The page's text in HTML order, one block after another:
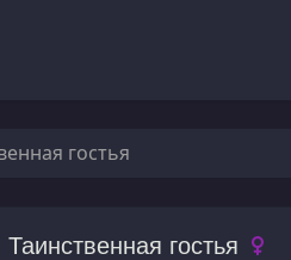
гостья
Таинственная гостья